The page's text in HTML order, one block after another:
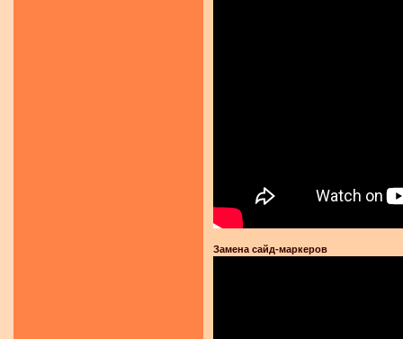
Замена сайд-маркеров